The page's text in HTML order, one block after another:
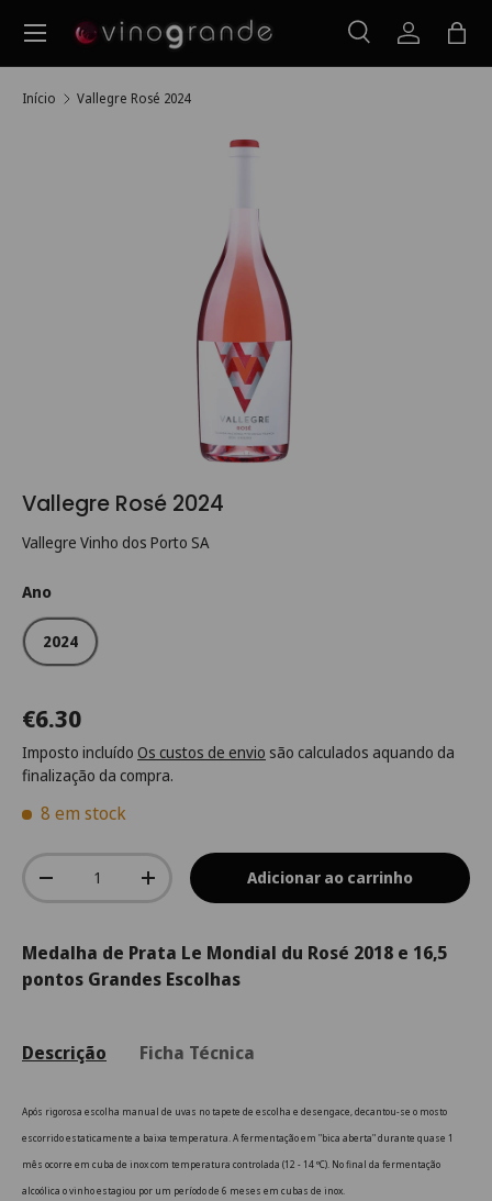
Ir para o conteúdo
Pesquisar
PesquisarIniciarSaco
Menu
Início Vallegre Rosé 2024
Vallegre Rosé 2024
Vallegre Vinho dos Porto SA
Ano
2024
€6.30
Imposto incluído Os custos de envio são calculados aquando da
finalização da compra.
8 em stock
Qtd.
-
+ Adicionar ao carrinho
Medalha de Prata Le Mondial du Rosé 2018 e 16,5
pontos Grandes Escolhas
Descrição Ficha Técnica
Após rigorosa escolha manual de uvas no tapete de escolha e desengace, decantou-se o mosto
escorrido estaticamente a baixa temperatura. A fermentação em "bica aberta" durante quase 1
mês ocorre em cuba de inox com temperatura controlada (12 - 14 ºC). No final da fermentação
alcoólica o vinho estagiou por um período de 6 meses em cubas de inox.